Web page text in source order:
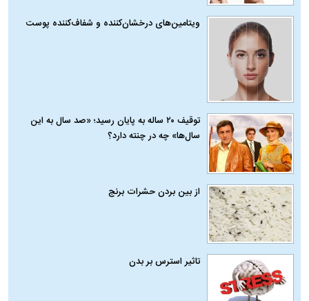
ویتامین‌های درخشان‌کننده و شفاف‌کننده پوست
توقیف ۲۰ ساله به پایان رسید؛ «صد سال به این
سال‌ها» چه در چنته دارد؟
از بین بردن حشرات برنج
تاثیر استرس بر بدن